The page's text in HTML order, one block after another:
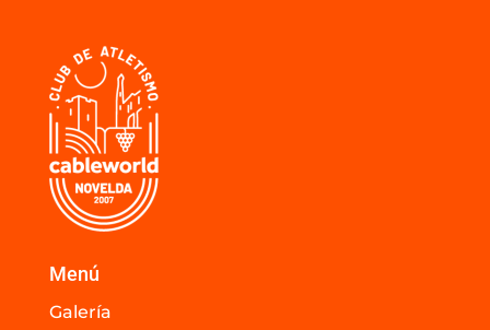
Menú
Galería